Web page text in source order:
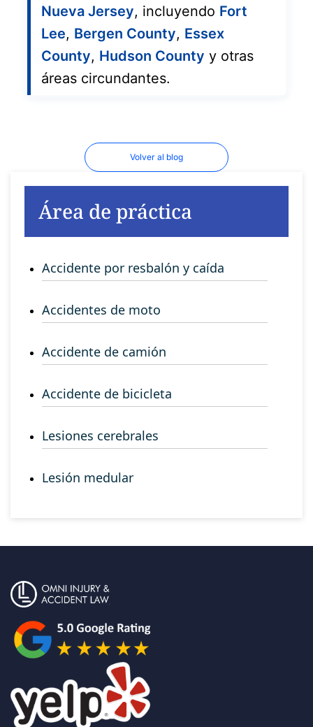
Nueva Jersey, incluyendo Fort
Lee, Bergen County, Essex
County, Hudson County y otras
áreas circundantes.
Volver al blog
Área de práctica
Accidente por resbalón y caída
Accidentes de moto
Accidente de camión
Accidente de bicicleta
Lesiones cerebrales
Lesión medular